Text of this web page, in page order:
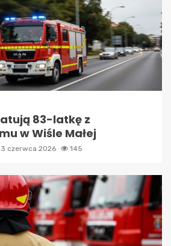
83-latkę z
w Wiśle Małej
czerwca 2026 145